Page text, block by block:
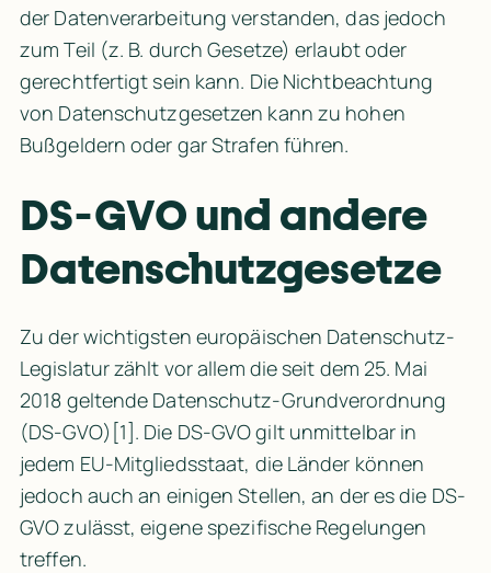
der Datenverarbeitung verstanden, das jedoch
zum Teil (z. B. durch Gesetze) erlaubt oder
gerechtfertigt sein kann. Die Nichtbeachtung
von Datenschutzgesetzen kann zu hohen
Bußgeldern oder gar Strafen führen.
DS-GVO und andere
Datenschutzgesetze
Zu der wichtigsten europäischen Datenschutz-
Legislatur zählt vor allem die seit dem 25. Mai
2018 geltende Datenschutz-Grundverordnung
(DS-GVO) [1]. Die DS-GVO gilt unmittelbar in
jedem EU-Mitgliedsstaat, die Länder können
jedoch auch an einigen Stellen, an der es die DS-
GVO zulässt, eigene spezifische Regelungen
treffen.